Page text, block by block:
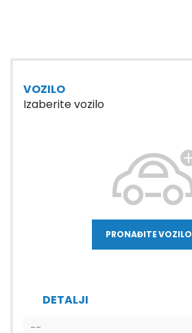
VOZILO
Izaberite vozilo
PRONAĐITE VOZILO
DETALJI
--